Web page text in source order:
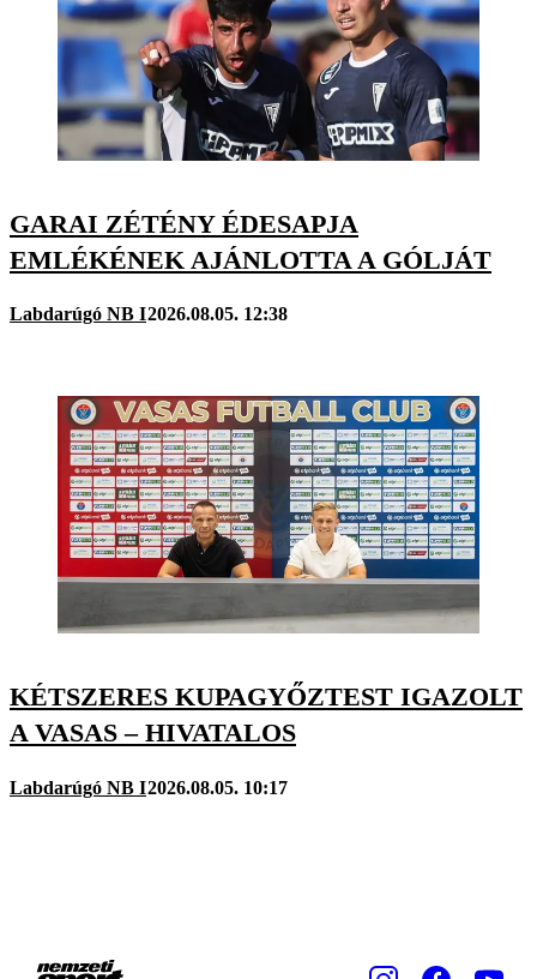
GARAI ZÉTÉNY ÉDESAPJA
EMLÉKÉNEK AJÁNLOTTA A GÓLJÁT
Labdarúgó NB I2026.08.05. 12:38
KÉTSZERES KUPAGYŐZTEST IGAZOLT
A VASAS – HIVATALOS
Labdarúgó NB I2026.08.05. 10:17